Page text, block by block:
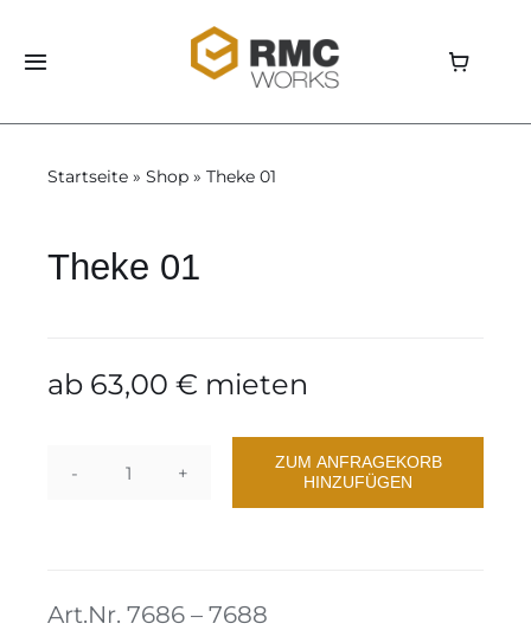
Toggle
Startseite» Shop» Theke 01
Theke 01
ab 63,00 € mieten
Theke
ZUM ANFRAGEKORB
HINZUFÜGEN
Art.Nr. 7686 – 7688